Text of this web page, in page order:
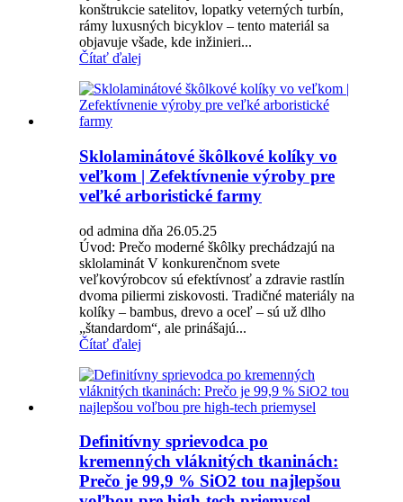
konštrukcie satelitov, lopatky veterných turbín,
rámy luxusných bicyklov – tento materiál sa
objavuje všade, kde inžinieri...
Čítať ďalej
Sklolaminátové škôlkové kolíky vo
veľkom | Zefektívnenie výroby pre
veľké arboristické farmy
od admina dňa 26.05.25
Úvod: Prečo moderné škôlky prechádzajú na
sklolaminát V konkurenčnom svete
veľkovýrobcov sú efektívnosť a zdravie rastlín
dvoma piliermi ziskovosti. Tradičné materiály na
kolíky – bambus, drevo a oceľ – sú už dlho
„štandardom“, ale prinášajú...
Čítať ďalej
Definitívny sprievodca po
kremenných vláknitých tkaninách:
Prečo je 99,9 % SiO2 tou najlepšou